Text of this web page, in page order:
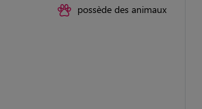
possède des animaux